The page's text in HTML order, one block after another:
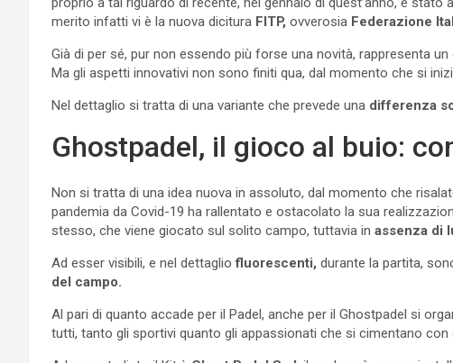
merito infatti vi è la nuova dicitura FITP, ovverosia Federazione
Già di per sé, pur non essendo più forse una novità, rappresenta
Ma gli aspetti innovativi non sono finiti qua, dal momento che si
Nel dettaglio si tratta di una variante che prevede una differenza
Ghostpadel, il gioco al buio:
Non si tratta di una idea nuova in assoluto, dal momento che
pandemia da Covid-19 ha rallentato e ostacolato la sua
stesso, che viene giocato sul solito campo, tuttavia in assenza di
Ad esser visibili, e nel dettagliofluorescenti, durante la partita,
del campo.
Al pari di quanto accade per il Padel, anche per il Ghostpadel si
tutti, tanto gli sportivi quanto gli appassionati che si cimentano con